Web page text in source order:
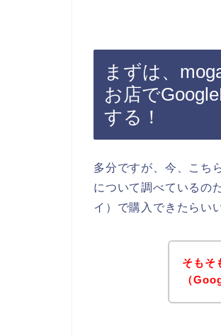
まずは、
お店で
する！
多分ですが、今、こち
について調べているの
イ）で購入できたらい
そもそ
（